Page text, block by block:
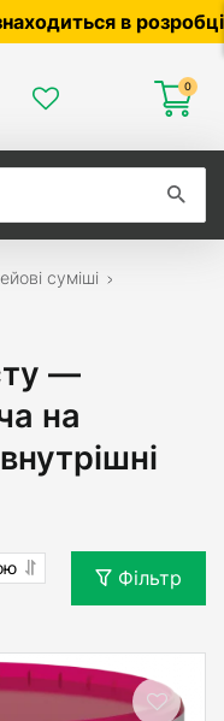
в розробці —
0
суміші
—
на
Фільтр